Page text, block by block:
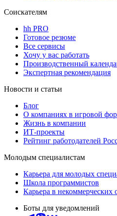
Соискателям
hh PRO
Готовое резюме
Все сервисы
Хочу у вас работать
Производственный
Экспертная рекомендация
Новости и статьи
Блог
О компаниях в игровой
Жизнь в компании
ИТ-проекты
Рейтинг работодателей
Молодым специалистам
Карьера для молодых
Школа программистов
Карьера в некоммерческих
Боты для уведомлений